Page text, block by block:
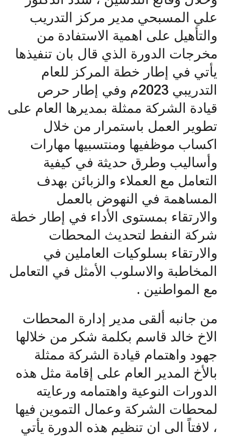
علي المسبحي مدير مركز التدريب
والتأهيل على اهمية الاستفادة من
مخرجات الدورة الذي قال بان تنفيذها
يأتي في إطار خطة المركز للعام
التدريبي 2023م وفي إطار حرص
قيادة الشركة ممثلة بمديرها العام على
تطوير العمل باستمرار من خلال
اكساب موظفيها ومنتسبيها مهارات
وأساليب وطرق حديثة في كيفية
التعامل مع العملاء والزبائن بهدف
المساهمة في النهوض بالعمل
والارتقاء بمستوى الأداء في إطار خطة
شركة النفط لتحديث المحطات
والارتقاء بسلوكيات العاملين في
المخاطبة والاسلوب الأمثل في التعامل
مع المواطنين .
من جانبه ألقى مدير إدارة المحطات
الاخ خالد قاسم بكلمة شكر من خلالها
جهود واهتمام قيادة الشركة ممثلة
بالأخ المدير العام على إقامة مثل هذه
الدورات النوعية واهتمامه ورعايته
لمحطات الشركة وعمال التموين فيها
، لافتاً الى ان تنظيم هذه الدورة يأتي